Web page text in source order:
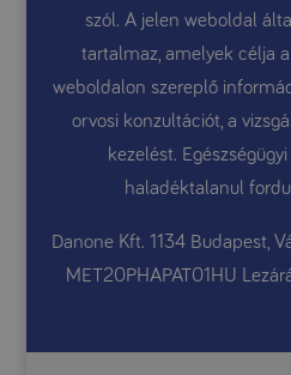
szól. A jelen weboldal
tartalmaz, amelyek célja
weboldalon szereplő
orvosi konzultációt, a
kezelést.
haladéktalanul
Danone Kft. 1134 Budapest,
MET20PHAPAT01HU